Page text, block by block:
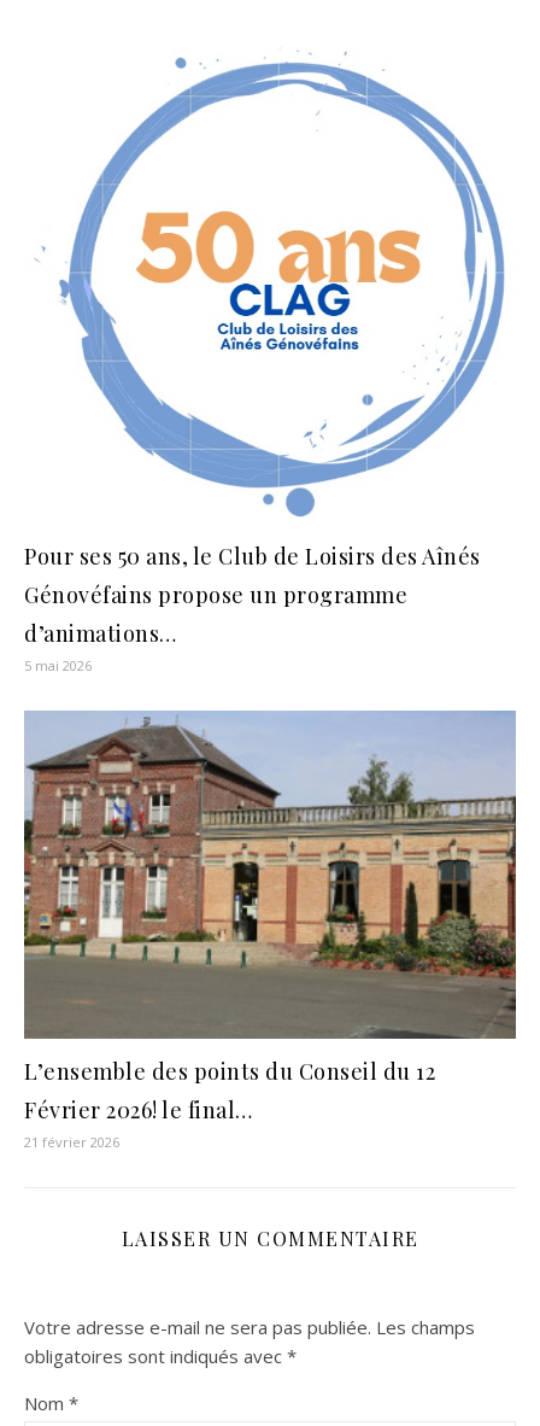
Pour ses 50 ans, le Club de Loisirs des Aînés
Génovéfains propose un programme
d’animations…
5 mai 2026
L’ensemble des points du Conseil du 12
Février 2026! le final…
21 février 2026
LAISSER UN COMMENTAIRE
Votre adresse e-mail ne sera pas publiée. Les champs
obligatoires sont indiqués avec *
Nom *